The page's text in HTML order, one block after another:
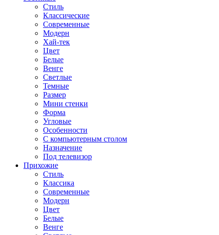
Стиль
Классические
Современные
Модерн
Хай-тек
Цвет
Белые
Венге
Светлые
Темные
Размер
Мини стенки
Форма
Угловые
Особенности
С компьютерным столом
Назначение
Под телевизор
Прихожие
Стиль
Классика
Современные
Модерн
Цвет
Белые
Венге